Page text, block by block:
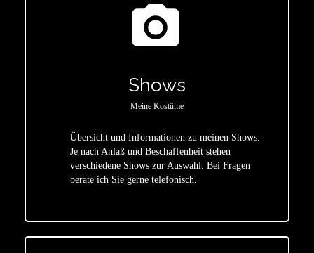
photo_camera
Shows
Meine Kostüme
Übersicht und Informationen zu meinen Shows.
Je nach Anlaß und Beschaffenheit stehen
verschiedene Shows zur Auswahl. Bei Fragen
berate ich Sie gerne telefonisch.